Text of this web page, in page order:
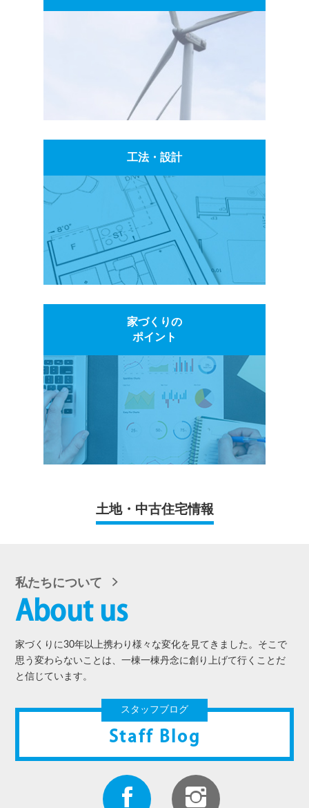
工法・設計
家づくりの
ポイント
土地・中古住宅情報
私たちについて
About us
家づくりに30年以上携わり様々な変化を見てきました。そこで
思う変わらないことは、一棟一棟丹念に創り上げて行くことだ
と信じています。
スタッフブログ
Staff Blog